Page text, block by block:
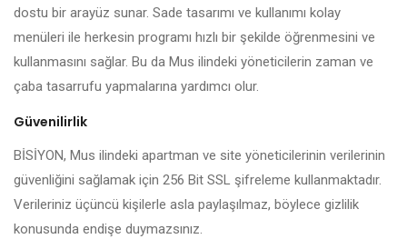
dostu bir arayüz sunar. Sade tasarımı ve kullanımı kolay
menüleri ile herkesin programı hızlı bir şekilde öğrenmesini ve
kullanmasını sağlar. Bu da Mus ilindeki yöneticilerin zaman ve
çaba tasarrufu yapmalarına yardımcı olur.
Güvenilirlik
BİSİYON, Mus ilindeki apartman ve site yöneticilerinin verilerinin
güvenliğini sağlamak için 256 Bit SSL şifreleme kullanmaktadır.
Verileriniz üçüncü kişilerle asla paylaşılmaz, böylece gizlilik
konusunda endişe duymazsınız.